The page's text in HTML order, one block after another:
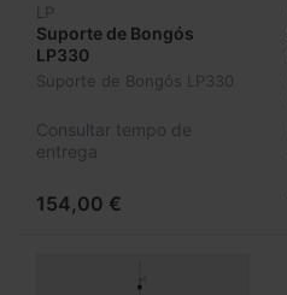
LP
Suporte de Bongós
LP330
Suporte de Bongós LP330
Consultar tempo de
entrega
154,00 €